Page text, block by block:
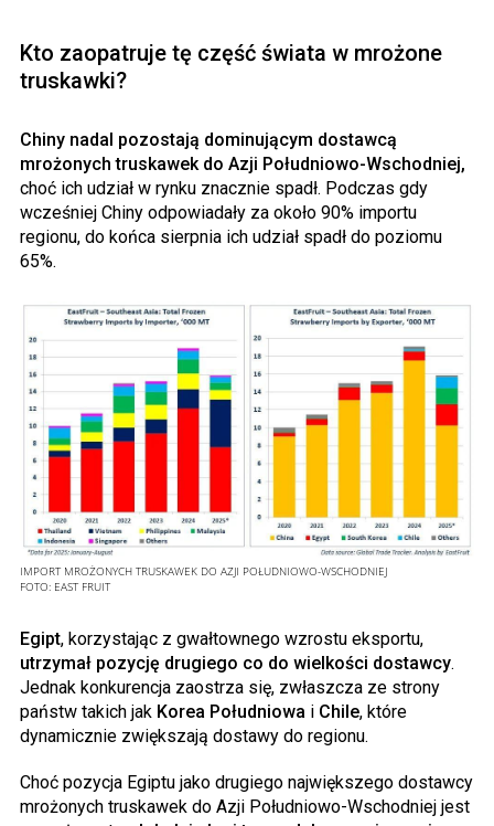
Kto zaopatruje tę część świata w mrożone
truskawki?
Chiny nadal pozostają dominującym dostawcą
mrożonych truskawek do Azji Południowo-Wschodniej,
choć ich udział w rynku znacznie spadł. Podczas gdy
wcześniej Chiny odpowiadały za około 90% importu
regionu, do końca sierpnia ich udział spadł do poziomu
65%.
IMPORT MROŻONYCH TRUSKAWEK DO AZJI POŁUDNIOWO-WSCHODNIEJ
FOTO: EAST FRUIT
Egipt, korzystając z gwałtownego wzrostu eksportu,
utrzymał pozycję drugiego co do wielkości dostawcy.
Jednak konkurencja zaostrza się, zwłaszcza ze strony
państw takich jak Korea Południowa i Chile, które
dynamicznie zwiększają dostawy do regionu.
Choć pozycja Egiptu jako drugiego największego dostawcy
mrożonych truskawek do Azji Południowo-Wschodniej jest